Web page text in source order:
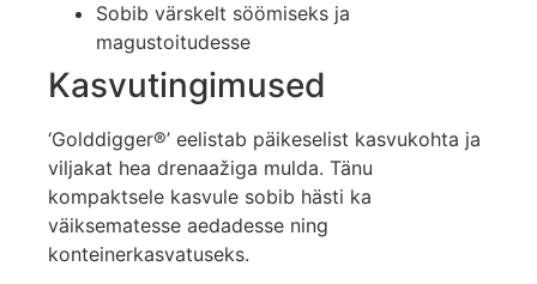
Sobib värskelt söömiseks ja
magustoitudesse
Kasvutingimused
‘Golddigger®’ eelistab päikeselist kasvukohta ja
viljakat hea drenaažiga mulda. Tänu
kompaktsele kasvule sobib hästi ka
väiksematesse aedadesse ning
konteinerkasvatuseks.